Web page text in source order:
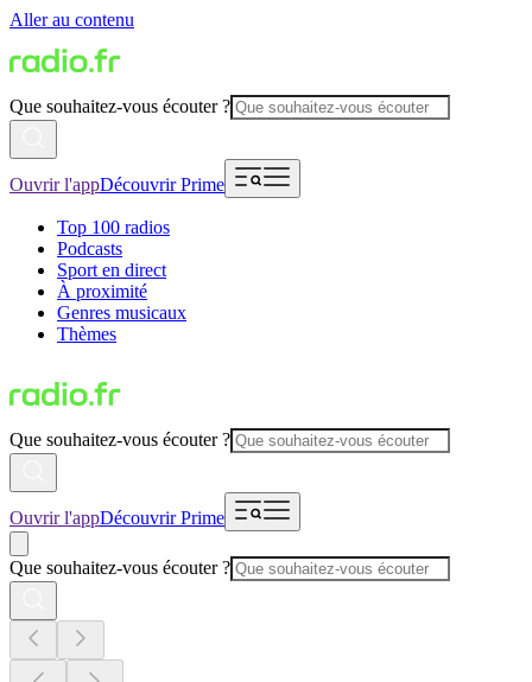
Aller au contenu
Que souhaitez-vous écouter ?
Ouvrir l'appDécouvrir Prime
Top 100 radios
Podcasts
Sport en direct
À proximité
Genres musicaux
Thèmes
Que souhaitez-vous écouter ?
Ouvrir l'appDécouvrir Prime
Que souhaitez-vous écouter ?